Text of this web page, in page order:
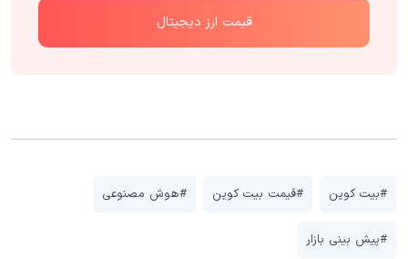
قیمت ارز دیجیتال
#بیت کوین #قیمت بیت کوین #هوش مصنوعی
#پیش بینی بازار